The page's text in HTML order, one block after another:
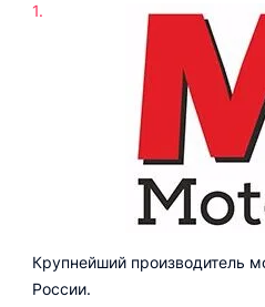
Крупнейший производитель
России.